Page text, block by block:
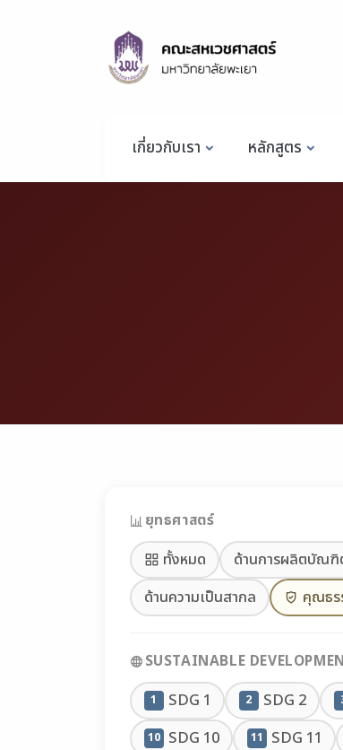
เกี่ยวกับเรา หลักสูตร
ยุทธศาสตร์
ทั้งหมด
ด้านการผลิตบัณฑิ
ด้านความเป็นสากล
คุณธร
SUSTAINABLE
1 SDG 1 2 SDG 2
10 SDG 10 11 SDG 11